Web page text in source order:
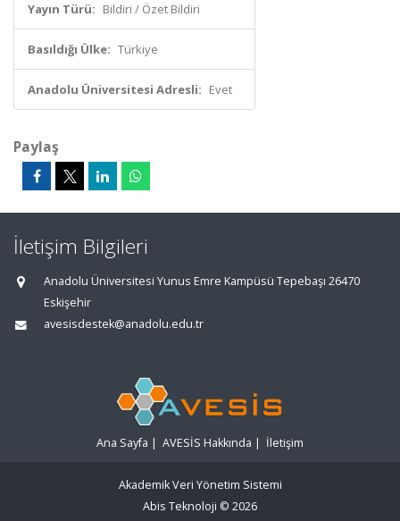
Yayın Türü: Bildiri / Özet Bildiri
Basıldığı Ülke: Türkiye
Anadolu Üniversitesi Adresli: Evet
Paylaş
İletişim Bilgileri
Anadolu Üniversitesi Yunus Emre Kampüsü Tepebaşı 26470
Eskişehir
avesisdestek@anadolu.edu.tr
Ana Sayfa | AVESİS Hakkında | İletişim
Akademik Veri Yönetim Sistemi
Abis Teknoloji © 2026